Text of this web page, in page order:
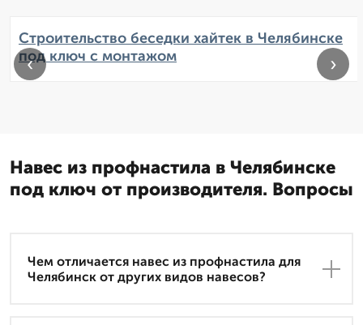
Строительство беседки хайтек в Челябинске
под ключ с монтажом
‹ ›
Навес из профнастила в Челябинске
под ключ от производителя. Вопросы
Чем отличается навес из профнастила для
Челябинск от других видов навесов?